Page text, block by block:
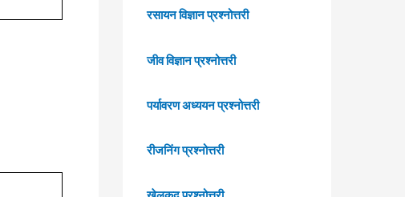
रसायन विज्ञान प्रश्नोत्तरी
जीव विज्ञान प्रश्नोत्तरी
पर्यावरण अध्ययन प्रश्नोत्तरी
रीजनिंग प्रश्नोत्तरी